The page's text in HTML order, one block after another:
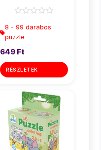
8 - 99 darabos
puzzle
649 Ft
RÉSZLETEK